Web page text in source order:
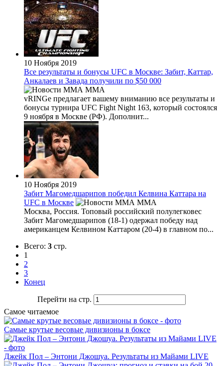
10 Ноября 2019
Все результаты и бонусы UFC в Москве: Забит, Каттар,
Анкалаев и Завада получили по $50 000
MMA
vRINGe предлагает вашему вниманию все результаты и
бонусы турнира UFC Fight Night 163, который состоялся
9 ноября в Москве (РФ). Дополнит...
10 Ноября 2019
Забит Магомедшарипов победил Келвина Каттара на
UFC в Москве
MMA
Москва, Россия. Топовый российский полулегковес
Забит Магомедшарипов (18-1) одержал победу над
американцем Келвином Каттаром (20-4) в главном по...
Всего: 3 стр.
1
2
3
Конец
Перейти на стр.
Самое читаемое
Самые крутые весовые дивизионы в боксе
Джейк Пол – Энтони Джошуа. Результаты из Майами LIVE